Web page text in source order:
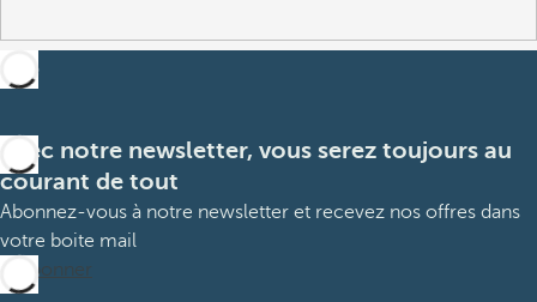
Avec notre newsletter, vous serez toujours au
courant de tout
Abonnez-vous à notre newsletter et recevez nos offres dans
votre boite mail
M’abonner